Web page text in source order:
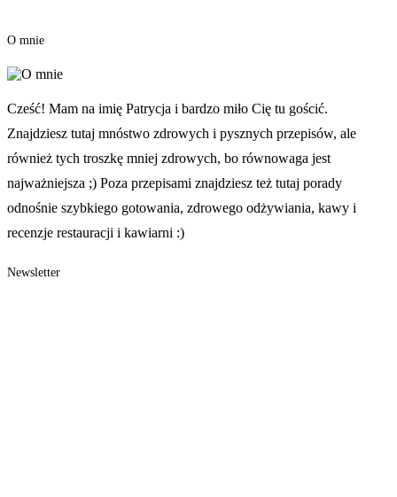
O mnie
Cześć! Mam na imię Patrycja i bardzo miło Cię tu gościć.
Znajdziesz tutaj mnóstwo zdrowych i pysznych przepisów, ale
również tych troszkę mniej zdrowych, bo równowaga jest
najważniejsza ;) Poza przepisami znajdziesz też tutaj porady
odnośnie szybkiego gotowania, zdrowego odżywiania, kawy i
recenzje restauracji i kawiarni :)
Newsletter